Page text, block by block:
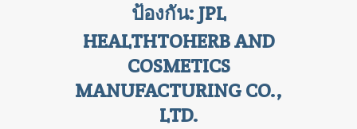
ป้องกัน: JPL
HEALTHTOHERB AND
COSMETICS
MANUFACTURING CO.,
LTD.